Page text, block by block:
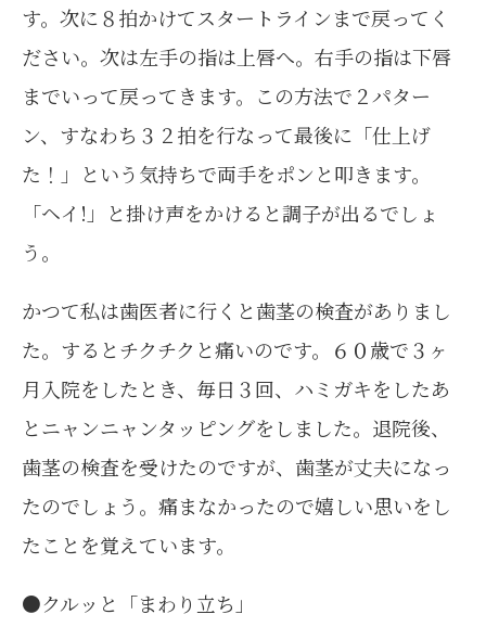
す。次に８拍かけてスタートラインまで戻ってく
ださい。次は左手の指は上唇へ。右手の指は下唇
までいって戻ってきます。この方法で２パター
ン、すなわち３２拍を行なって最後に「仕上げ
た！」という気持ちで両手をポンと叩きます。
「ヘイ!」と掛け声をかけると調子が出るでしょ
う。
かつて私は歯医者に行くと歯茎の検査がありまし
た。するとチクチクと痛いのです。６０歳で３ヶ
月入院をしたとき、毎日３回、ハミガキをしたあ
とニャンニャンタッピングをしました。退院後、
歯茎の検査を受けたのですが、歯茎が丈夫になっ
たのでしょう。痛まなかったので嬉しい思いをし
たことを覚えています。
●クルッと「まわり立ち」